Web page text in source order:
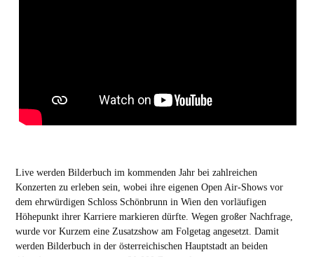
Live werden Bilderbuch im kommenden Jahr bei zahlreichen
Konzerten zu erleben sein, wobei ihre eigenen Open Air-Shows vor
dem ehrwürdigen Schloss Schönbrunn in Wien den vorläufigen
Höhepunkt ihrer Karriere markieren dürfte. Wegen großer Nachfrage,
wurde vor Kurzem eine Zusatzshow am Folgetag angesetzt. Damit
werden Bilderbuch in der österreichischen Hauptstadt an beiden